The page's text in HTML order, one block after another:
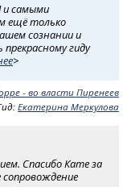
и самыми
ещё только
сознании и
гиду
>
- во власти Пиренеев
Екатерина Меркулова
Спасибо Кате за